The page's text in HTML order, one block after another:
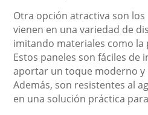
Otra opción atractiva son los
vienen en una variedad de
imitando materiales como la
Estos paneles son fáciles de
aportar un toque moderno y
Además, son resistentes al
en una solución práctica